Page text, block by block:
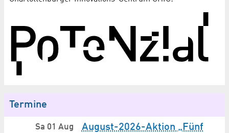
Termine
Sa 01 Aug
August-2026-Aktion „Fünf